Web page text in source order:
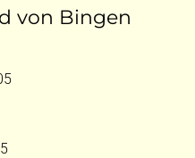
von Bingen